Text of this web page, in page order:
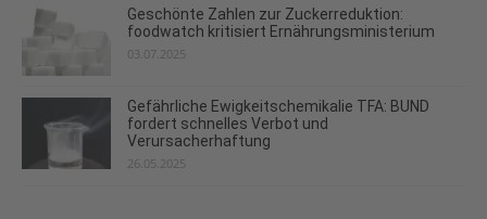
Geschönte Zahlen zur Zuckerreduktion:
foodwatch kritisiert Ernährungsministerium
03.07.2025
Gefährliche Ewigkeitschemikalie TFA: BUND
fordert schnelles Verbot und
Verursacherhaftung
26.05.2025